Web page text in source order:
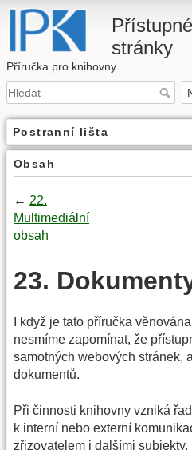
stránky
Příručka pro knihovny
Postranní lišta
Obsah
← 22.
Multimediální
obsah
23.
I když je tato příručka
nesmíme zapomínat, že
samotných webových stránek,
dokumentů.
Při činnosti knihovny vzniká
k interní nebo externí
zřizovatelem i dalšími subjekty,